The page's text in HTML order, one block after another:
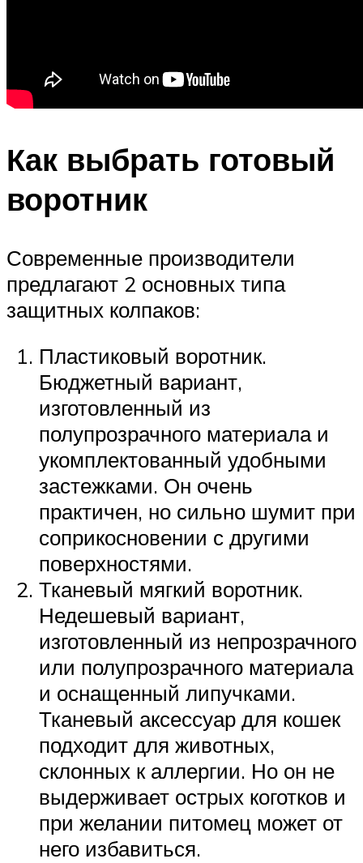
Как выбрать готовый
воротник
Современные производители
предлагают 2 основных типа
защитных колпаков:
Пластиковый воротник.
Бюджетный вариант,
изготовленный из
полупрозрачного материала и
укомплектованный удобными
застежками. Он очень
практичен, но сильно шумит при
соприкосновении с другими
поверхностями.
Тканевый мягкий воротник.
Недешевый вариант,
изготовленный из непрозрачного
или полупрозрачного материала
и оснащенный липучками.
Тканевый аксессуар для кошек
подходит для животных,
склонных к аллергии. Но он не
выдерживает острых коготков и
при желании питомец может от
него избавиться.